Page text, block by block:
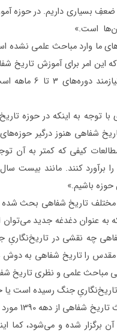
ضعفِ بسیاری داریم. در حوزه
است.»
ما وارد مباحث علمی نشده
شده است که این امر برای آموزش
آموزش مباحث
توجه به اینکه در حوزه
شفاهی هنوز درگیر
کیفی که کمتر به آن
برآورد کنند. مانند بیست
باشیم.»
مختلف تاریخ شفاهی بحث
به عنوان دغدغه جدید می‌توان
چه نقشی در تاریخ‌نگاریِ
تاریخ 8 سال دفاع مقدس را
علمی و نظری تاریخ
جنگ رسیده است یا
حسن‌آبادی
برگزار شده و می‌شود، کما